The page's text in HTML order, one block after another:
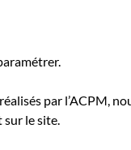
par l’ACPM,
sur le site.